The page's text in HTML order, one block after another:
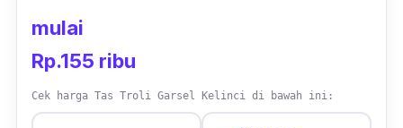
mulai
Rp.155 ribu
Cek harga Tas Troli Garsel Kelinci di bawah ini: